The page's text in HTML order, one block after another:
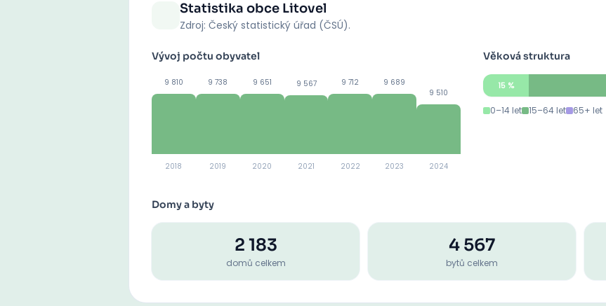
Statistika obce Litovel
Zdroj: Český statistický úřad (ČSÚ).
Vývoj počtu obyvatel
9 810
2018
9 738
2019
9 651
2020
9 567
2021
9 712
2022
9 689
2023
9 510
2024
Věková struktura
15%
0–14 let 15–64 let 65+ let
Domy a byty
2 183
domů celkem
4 567
bytů celkem